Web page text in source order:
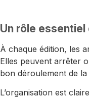
Un rôle
À chaque édition, les
Elles peuvent arrêter
bon déroulement de
L’organisation est